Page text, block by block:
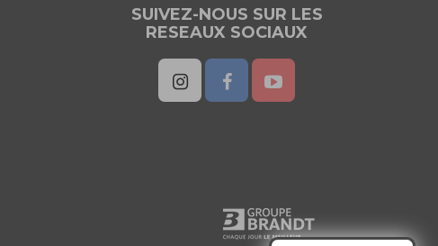
SUIVEZ-NOUS SUR LES
RESEAUX SOCIAUX